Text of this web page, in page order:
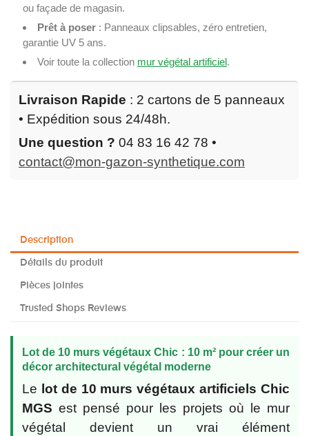
ou façade de magasin.
Prêt à poser : Panneaux clipsables, zéro entretien,
garantie UV 5 ans.
Voir toute la collection mur végétal artificiel.
Livraison Rapide : 2 cartons de 5 panneaux
• Expédition sous 24/48h.
Une question ? 04 83 16 42 78 •
contact@mon-gazon-synthetique.com
Description
Détails du produit
Pièces jointes
Trusted Shops Reviews
Lot de 10 murs végétaux Chic : 10 m² pour créer un
décor architectural végétal moderne
Le lot de 10 murs végétaux artificiels Chic
MGS est pensé pour les projets où le mur
végétal devient un vrai élément